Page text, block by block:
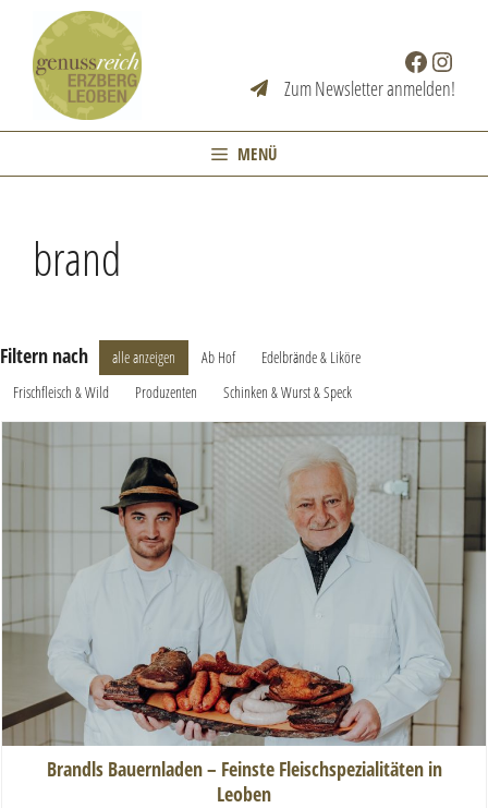
springen
Facebook
Zum Newsletter anmelden!
MENÜ
brand
Filtern nach alle anzeigen Ab Hof
Edelbrände & Liköre
Frischfleisch & Wild
Produzenten Schinken & Wurst & Speck
Brandls Bauernladen – Feinste Fleischspezialitäten in
Leoben